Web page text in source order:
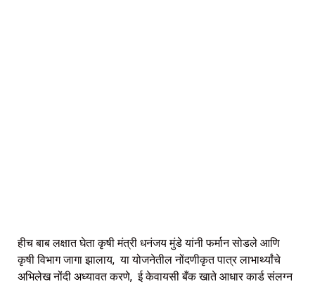
हीच बाब लक्षात घेता कृषी मंत्री धनंजय मुंडे यांनी फर्मान सोडले आणि
कृषी विभाग जागा झालाय, या योजनेतील नोंदणीकृत पात्र लाभार्थ्यांचे
अभिलेख नोंदी अध्यावत करणे, ई केवायसी बँक खाते आधार कार्ड संलग्न